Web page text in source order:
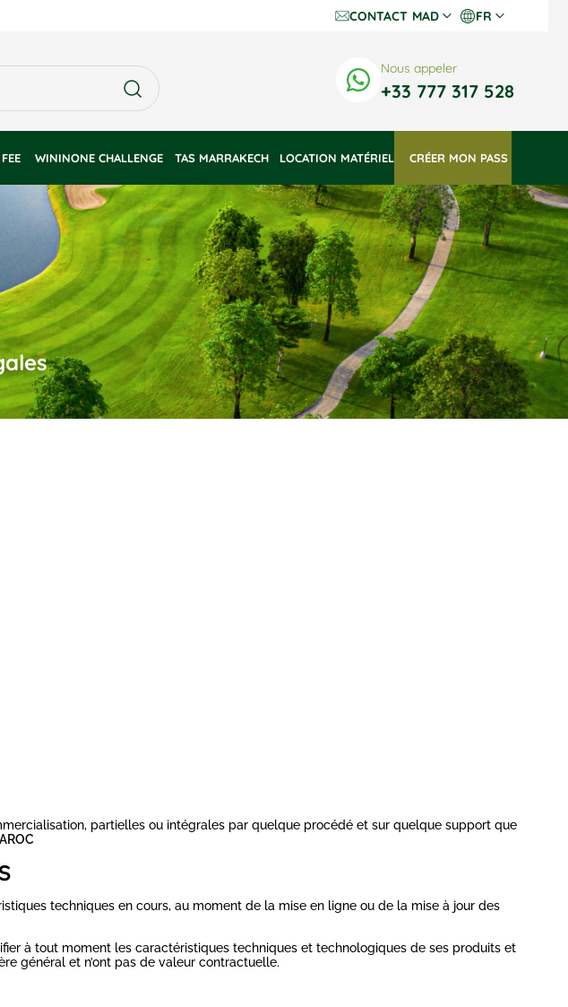
CONTACT MAD
€ Euros
FR
En
Nous appeler
+33 777 317 528
WININONE CHALLENGE TAS MARRAKECH LOCATION MATÉRIEL CRÉER MON PASS
partielles ou intégrales par quelque procédé et sur quelque support que
techniques en cours, au moment de la mise en ligne ou de la mise à jour des
à tout moment les caractéristiques techniques et technologiques de ses produits et
général et n’ont pas de valeur contractuelle.